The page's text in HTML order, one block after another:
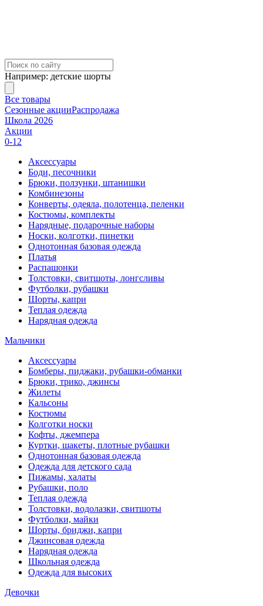
Например: детские шорты
Все товары
Сезонные акцииРаспродажа
Школа 2026
Акции
0-12
Аксессуары
Боди, песочники
Брюки, ползунки, штанишки
Комбинезоны
Конверты, одеяла, полотенца, пеленки
Костюмы, комплекты
Нарядные, подарочные наборы
Носки, колготки, пинетки
Однотонная базовая одежда
Платья
Распашонки
Толстовки, свитшоты, лонгсливы
Футболки, рубашки
Шорты, капри
Теплая одежда
Нарядная одежда
Мальчики
Аксессуары
Бомберы, пиджаки, рубашки-обманки
Брюки, трико, джинсы
Жилеты
Кальсоны
Костюмы
Колготки носки
Кофты, джемпера
Куртки, шакеты, плотные рубашки
Однотонная базовая одежда
Одежда для детского сада
Пижамы, халаты
Рубашки, поло
Теплая одежда
Толстовки, водолазки, свитшоты
Футболки, майки
Шорты, бриджи, капри
Джинсовая одежда
Нарядная одежда
Школьная одежда
Одежда для высоких
Девочки